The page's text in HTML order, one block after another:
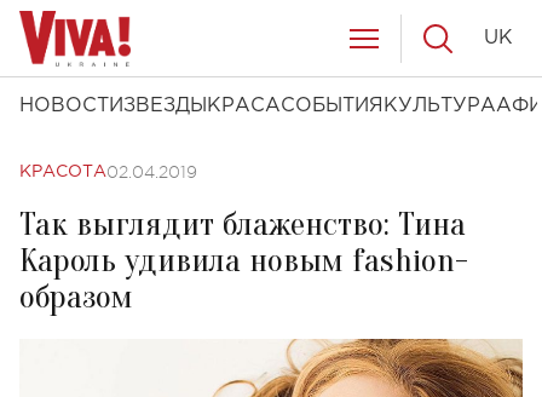
НОВОСТИ ЗВЕЗДЫ КРАСАСОБЫТИЯ КУЛЬТУРА
UK
КРАСОТА02.04.2019
Так выглядит блаженство: Тина
Кароль удивила новым fashion-
образом